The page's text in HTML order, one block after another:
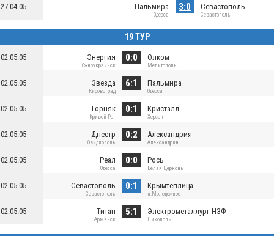
27.04.05 Пальмира
Одесса
3:0 Севастополь
Севастополь
19 ТУР
02.05.05 Энергия
Южноукраинск
0:0 Олком
Мелитополь
02.05.05 Звезда
Кировоград
6:1 Пальмира
Одесса
02.05.05 Горняк
Кривой Рог
0:1 Кристалл
Херсон
02.05.05 Днестр
Овидиополь
0:2 Александрия
Александрия
02.05.05 Реал
Одесса
0:0 Рось
Белая Церковь
02.05.05 Севастополь
Севастополь
0:1 Крымтеплица
п.Молодежное
02.05.05 Титан
Армянск
5:1 Электрометаллург-НЗФ
Никополь